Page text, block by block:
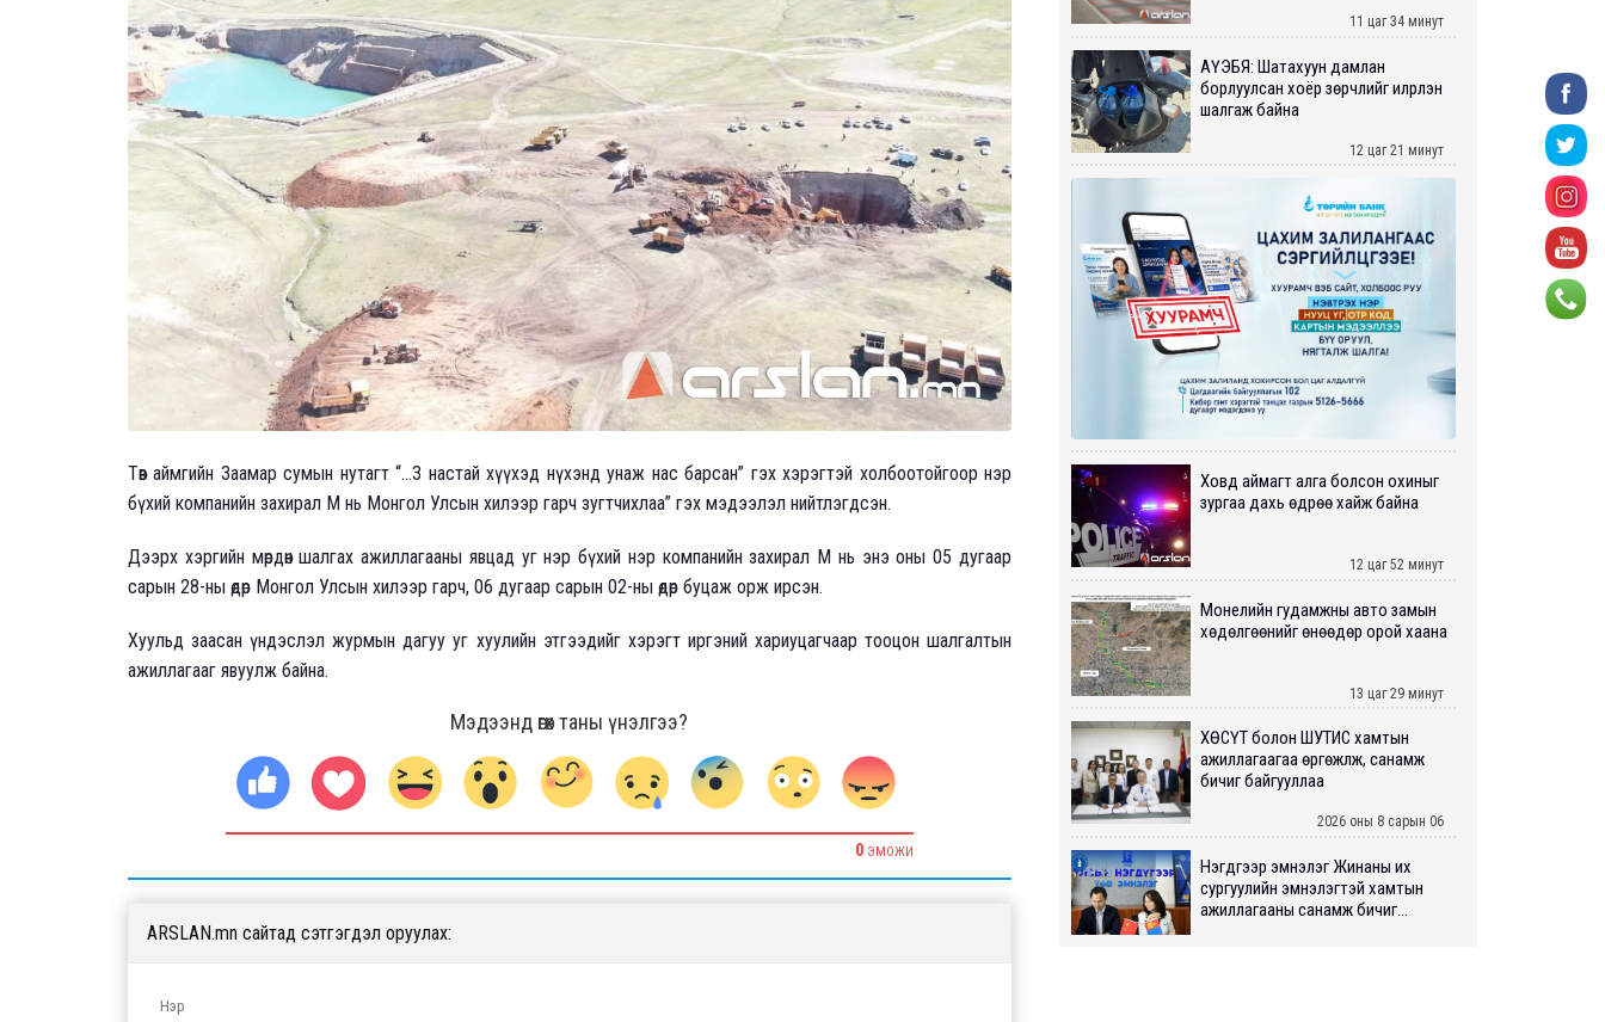
Төв аймгийн Заамар сумын нутагт “...3 настай хүүхэд нүхэнд унаж нас барсан” гэх хэрэгтэй холбоотойгоор нэр
бүхий компанийн захирал М нь Монгол Улсын хилээр гарч зугтчихлаа” гэх мэдээлэл нийтлэгдсэн.
Дээрх хэргийн мөрдөн шалгах ажиллагааны явцад уг нэр бүхий нэр компанийн захирал М нь энэ оны 05 дугаар
сарын 28-ны өдөр Монгол Улсын хилээр гарч, 06 дугаар сарын 02-ны өдөр буцаж орж ирсэн.
Хуульд заасан үндэслэл журмын дагуу уг хуулийн этгээдийг хэрэгт иргэний хариуцагчаар тооцон шалгалтын
ажиллагааг явуулж байна.
Мэдээнд өгөх таны үнэлгээ?
0 ЭМОЖИ
ARSLAN.mn сайтад сэтгэгдэл оруулах:
11 цаг 34 минут
АҮЭБЯ: Шатахуун дамлан
борлуулсан хоёр зөрчлийг илрүүлэн
шалгаж байна
12 цаг 21 минут
Ховд аймагт алга болсон охиныг
зургаа дахь өдрөө хайж байна
12 цаг 52 минут
Монелийн гудамжны авто замын
хөдөлгөөнийг өнөөдөр орой хаана
13 цаг 29 минут
ХӨСҮТ болон ШУТИС хамтын
ажиллагаагаа өргөжүүлж, санамж
бичиг байгууллаа
2026 оны 8 сарын 06
Нэгдүгээр эмнэлэг Жинаны их
сургуулийн эмнэлэгтэй хамтын
ажиллагааны санамж бичиг...